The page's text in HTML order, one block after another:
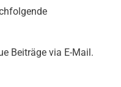
Beiträge via E-Mail.